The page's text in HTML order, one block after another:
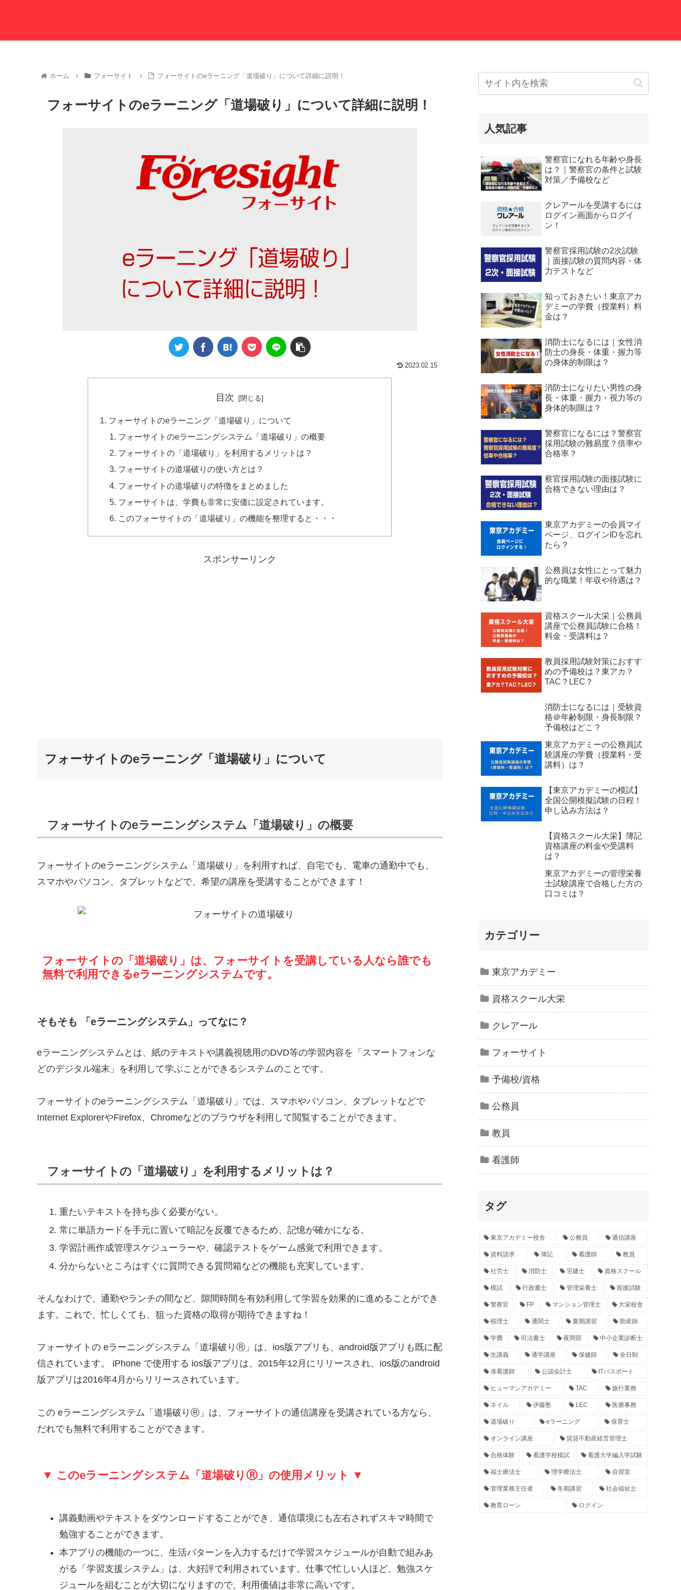
ホーム フォーサイト フォーサイトのeラーニング「道場破り」について詳細に説明！
フォーサイトのeラーニング「道場破り」について詳細に説明！
2023.02.15
目次
フォーサイトのeラーニング「道場破り」について
フォーサイトのeラーニングシステム「道場破り」の概要
フォーサイトの「道場破り」を利用するメリットは？
フォーサイトの道場破りの使い方とは？
フォーサイトの道場破りの特徴をまとめました
フォーサイトは、学費も非常に安価に設定されています。
このフォーサイトの「道場破り」の機能を整理すると・・・
スポンサーリンク
フォーサイトのeラーニング「道場破り」について
フォーサイトのeラーニングシステム「道場破り」の概要
フォーサイトのeラーニングシステム「道場破り」を利用すれば、自宅でも、電車の通勤中でも、
スマホやパソコン、タブレットなどで、希望の講座を受講することができます！
フォーサイトの「道場破り」は、フォーサイトを受講している人なら誰でも
無料で利用できるeラーニングシステムです。
そもそも 「eラーニングシステム」ってなに？
eラーニングシステムとは、紙のテキストや講義視聴用のDVD等の学習内容を「スマートフォンな
どのデジタル端末」を利用して学ぶことができるシステムのことです。
フォーサイトのeラーニングシステム「道場破り」では、スマホやパソコン、タブレットなどで
Internet ExplorerやFirefox、Chromeなどのブラウザを利用して閲覧することができます。
フォーサイトの「道場破り」を利用するメリットは？
重たいテキストを持ち歩く必要がない。
常に単語カードを手元に置いて暗記を反覆できるため、記憶が確かになる。
学習計画作成管理スケジューラーや、確認テストをゲーム感覚で利用できます。
分からないところはすぐに質問できる質問箱などの機能も充実しています。
そんなわけで、通勤やランチの間など、隙間時間を有効利用して学習を効果的に進めることができ
ます。これで、忙しくても、狙った資格の取得が期待できますね！
フォーサイトの eラーニングシステム「道場破りⓇ」は、ios版アプリも、android版アプリも既に配
信されています。 iPhone で使用する ios版アプリは、2015年12月にリリースされ、ios版のandroid
版アプリは2016年4月からリリースされています。
この eラーニングシステム「道場破りⓇ」は、フォーサイトの通信講座を受講されている方なら、
だれでも無料で利用することができます。
▼ このeラーニングシステム「道場破りⓇ」の使用メリット ▼
講義動画やテキストをダウンロードすることができ、通信環境にも左右されずスキマ時間で
勉強することができます。
本アプリの機能の一つに、生活パターンを入力するだけで学習スケジュールが自動で組みあ
がる「学習支援システム」は、大好評で利用されています。仕事で忙しい人ほど、勉強スケ
ジュールを組むことが大切になりますので、利用価値は非常に高いです。
人気記事
警察官になれる年齢や身長
は？｜警察官の条件と試験
対策／予備校など
クレアールを受講するには
ログイン画面からログイ
ン！
警察官採用試験の2次試験
｜面接試験の質問内容・体
力テストなど
知っておきたい！東京アカ
デミーの学費（授業料）料
金は？
消防士になるには｜女性消
防士の身長・体重・握力等
の身体的制限は？
消防士になりたい男性の身
長・体重・握力・視力等の
身体的制限は？
警察官になるには？警察官
採用試験の難易度？倍率や
合格率？
察官採用試験の面接試験に
合格できない理由は？
東京アカデミーの会員マイ
ページ、ログインIDを忘れ
たら？
公務員は女性にとって魅力
的な職業！年収や待遇は？
資格スクール大栄｜公務員
講座で公務員試験に合格！
料金・受講料は？
教員採用試験対策におすす
めの予備校は？東アカ？
TAC？LEC？
消防士になるには｜受験資
格＠年齢制限・身長制限？
予備校はどこ？
東京アカデミーの公務員試
験講座の学費（授業料・受
講料）は？
【東京アカデミーの模試】
全国公開模擬試験の日程！
申し込み方法は？
【資格スクール大栄】簿記
資格講座の料金や受講料
は？
東京アカデミーの管理栄養
士試験講座で合格した方の
口コミは？
カテゴリー
東京アカデミー
資格スクール大栄
クレアール
フォーサイト
予備校/資格
公務員
教員
看護師
タグ
東京アカデミー校舎 公務員 通信講座
資料請求 簿記 看護師 教員
社労士 消防士 宅建士 資格スクール
模試 行政書士 管理栄養士 面接試験
警察官 FP マンション管理士 大栄校舎
税理士 通関士 夏期講習 助産師
学費 司法書士 夜間部 中小企業診断士
生講義 通学講座 保健師 全日制
准看護師 公認会計士 ITパスポート
ヒューマンアカデミー TAC 旅行業務
ネイル 伊藤塾 LEC 医療事務
道場破り eラーニング 保育士
オンライン講座 賃貸不動産経営管理士
合格体験 看護学校模試 看護大学編入学試験
福士療法士 理学療法士 自習室
管理業務主任者 冬期講習 社会福祉士
教育ローン ログイン